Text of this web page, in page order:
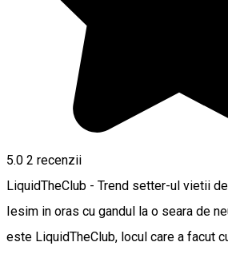
5.0 2 recenzii
LiquidTheClub - Trend setter-ul vietii
Iesim in oras cu gandul la o seara de
este LiquidTheClub, locul care a facut